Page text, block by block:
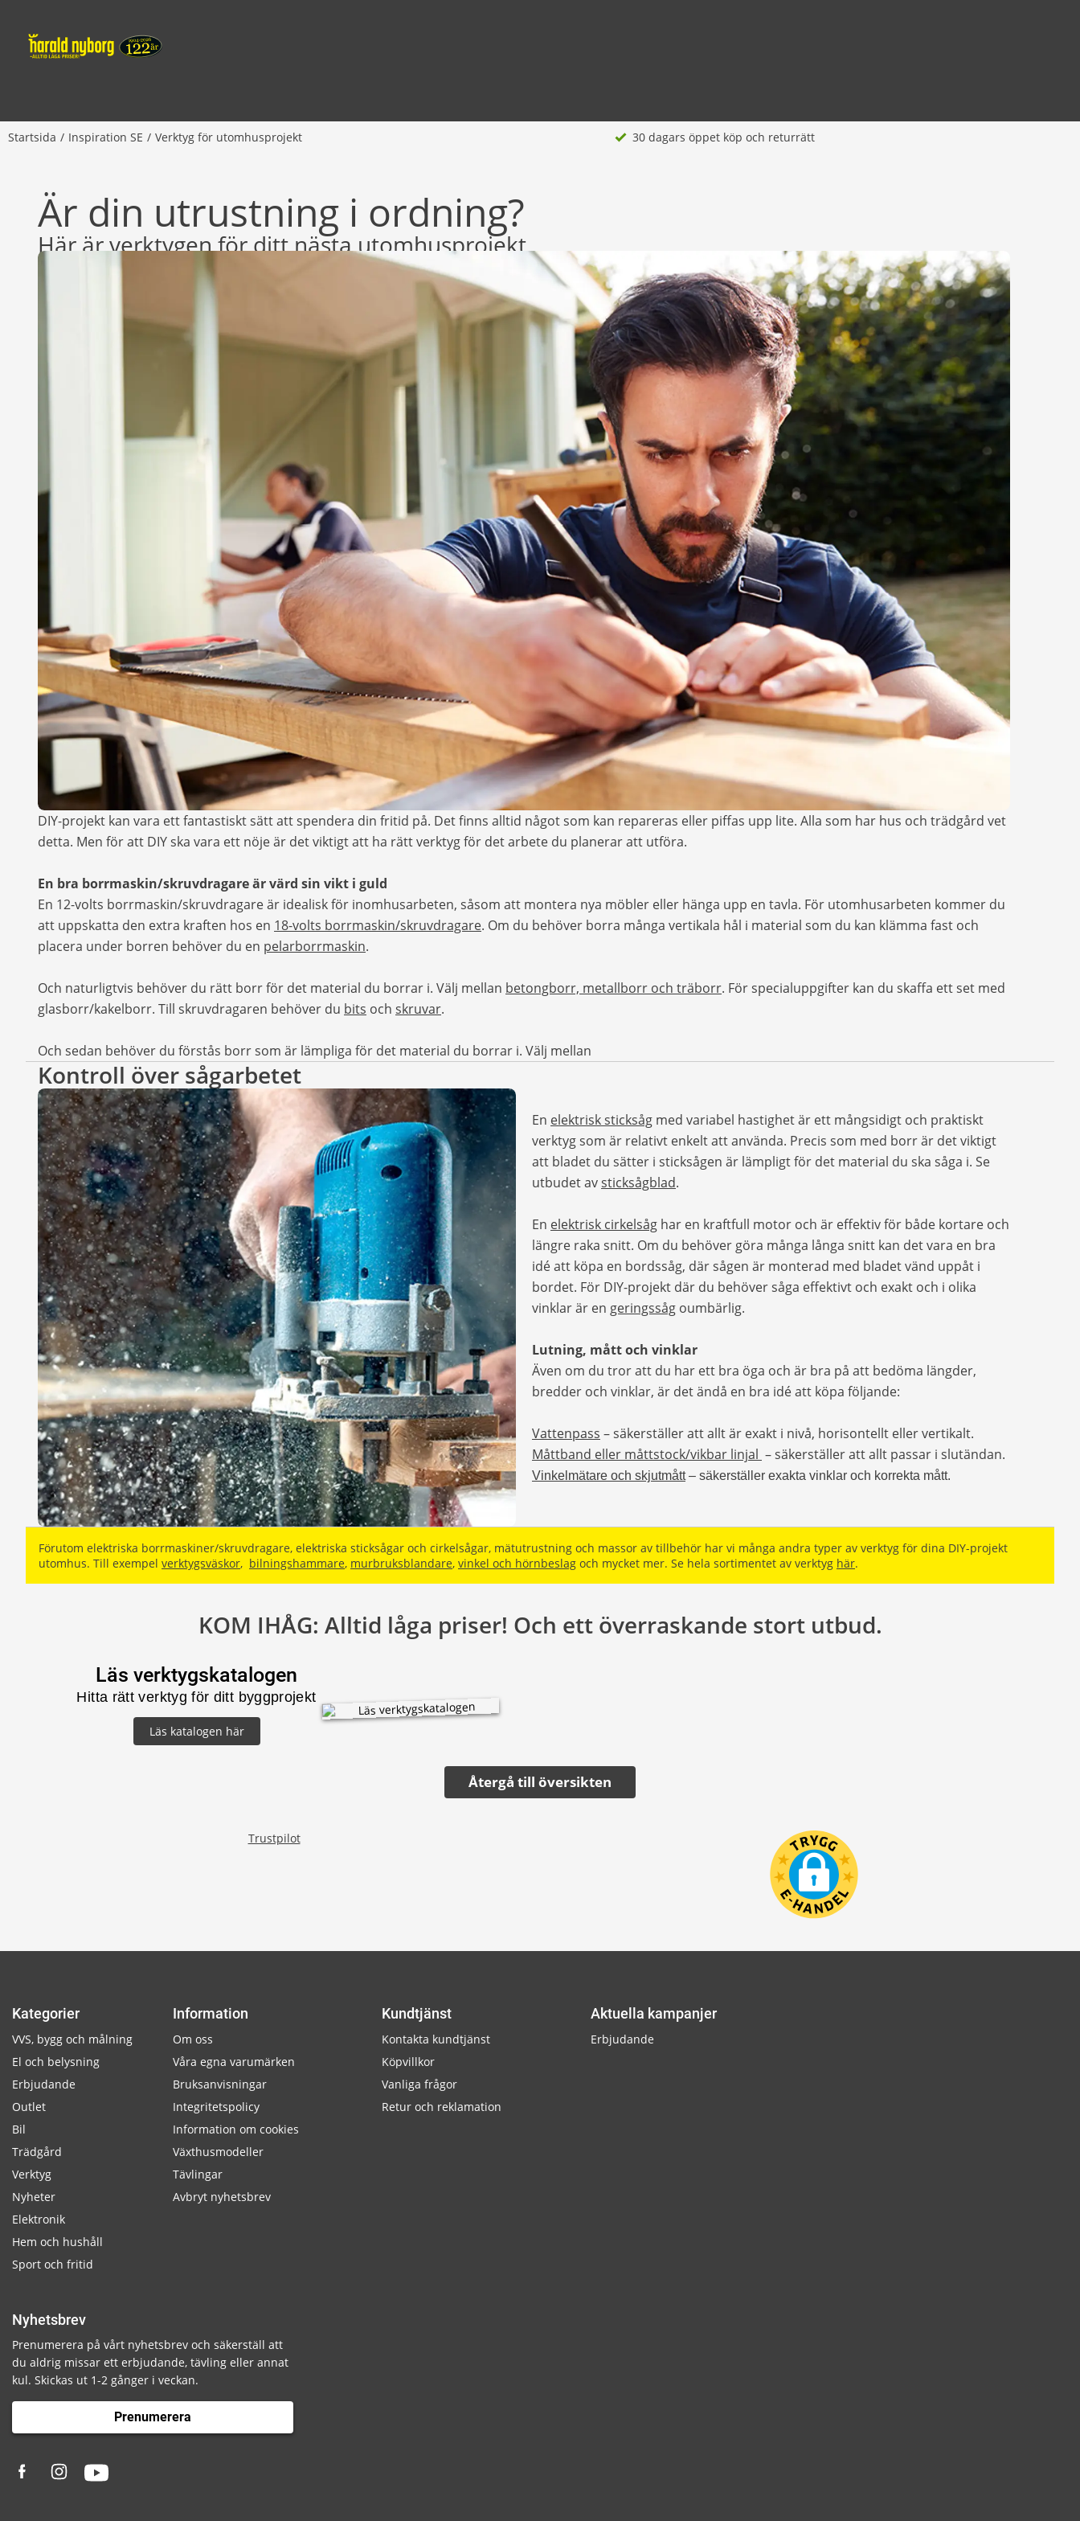
Startsida Inspiration SE Verktyg för utomhusprojekt 30 dagars öppet köp och returrätt
Är din utrustning i ordning?
Här är verktygen för ditt nästa utomhusprojekt
DIY-projekt kan vara ett fantastiskt sätt att spendera din fritid på. Det finns alltid något som kan repareras eller piffas upp lite. Alla som har hus och trädgård vet
detta. Men för att DIY ska vara ett nöje är det viktigt att ha rätt verktyg för det arbete du planerar att utföra.
En bra borrmaskin/skruvdragare är värd sin vikt i guld
En 12-volts borrmaskin/skruvdragare är idealisk för inomhusarbeten, såsom att montera nya möbler eller hänga upp en tavla. För utomhusarbeten kommer du
att uppskatta den extra kraften hos en 18-volts borrmaskin/skruvdragare. Om du behöver borra många vertikala hål i material som du kan klämma fast och
placera under borren behöver du en pelarborrmaskin.
Och naturligtvis behöver du rätt borr för det material du borrar i. Välj mellan betongborr, metallborr och träborr. För specialuppgifter kan du skaffa ett set med
glasborr/kakelborr. Till skruvdragaren behöver du bits och skruvar.
Och sedan behöver du förstås borr som är lämpliga för det material du borrar i. Välj mellan
Kontroll över sågarbetet
En elektrisk sticksåg med variabel hastighet är ett mångsidigt och praktiskt
verktyg som är relativt enkelt att använda. Precis som med borr är det viktigt
att bladet du sätter i sticksågen är lämpligt för det material du ska såga i. Se
utbudet avsticksågblad.
En elektrisk cirkelsåg har en kraftfull motor och är effektiv för både kortare och
längre raka snitt. Om du behöver göra många långa snitt kan det vara en bra
idé att köpa en bordssåg, där sågen är monterad med bladet vänd uppåt i
bordet. För DIY-projekt där du behöver såga effektivt och exakt och i olika
vinklar är en geringssåg oumbärlig.
Lutning, mått och vinklar
Även om du tror att du har ett bra öga och är bra på att bedöma längder,
bredder och vinklar, är det ändå en bra idé att köpa följande:
Vattenpass – säkerställer att allt är exakt i nivå, horisontellt eller vertikalt.
Måttband eller måttstock/vikbar linjal – säkerställer att allt passar i slutändan.
Vinkelmätare och skjutmått– säkerställer exakta vinklar och korrekta mått.
Förutom elektriska borrmaskiner/skruvdragare, elektriska sticksågar och cirkelsågar, mätutrustning och massor av tillbehör har vi många andra typer av verktyg för dina DIY-projekt
utomhus. Till exempel verktygsväskor, bilningshammare, murbruksblandare, vinkel och hörnbeslag och mycket mer. Se hela sortimentet av verktyg här.
KOM IHÅG: Alltid låga priser! Och ett överraskande stort utbud.
Läs verktygskatalogen
Hitta rätt verktyg för ditt byggprojekt
Läs katalogen här
Återgå till översikten
Trustpilot
Kategorier
VVS, bygg och målning
El och belysning
Erbjudande
Outlet
Bil
Trädgård
Verktyg
Nyheter
Elektronik
Hem och hushåll
Sport och fritid
Information
Om oss
Våra egna varumärken
Bruksanvisningar
Integritetspolicy
Information om cookies
Växthusmodeller
Tävlingar
Avbryt nyhetsbrev
Kundtjänst
Kontakta kundtjänst
Köpvillkor
Vanliga frågor
Retur och reklamation
Aktuella kampanjer
Erbjudande
Nyhetsbrev
Prenumerera på vårt nyhetsbrev och säkerställ att
du aldrig missar ett erbjudande, tävling eller annat
kul. Skickas ut 1-2 gånger i veckan.
Prenumerera